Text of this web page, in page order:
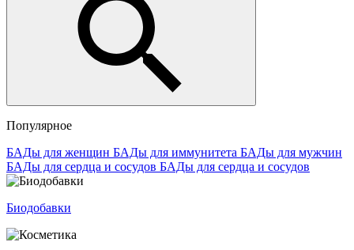
Популярное
БАДы для женщин БАДы для иммунитета БАДы для мужчин
БАДы для сердца и сосудов БАДы для сердца и сосудов
Биодобавки